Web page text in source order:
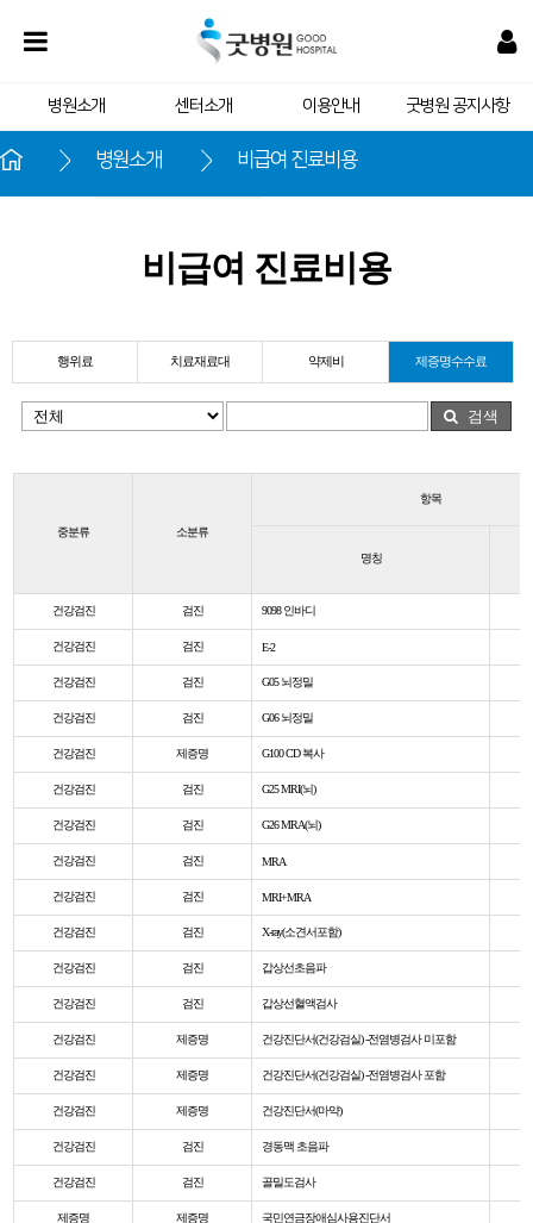
병원소개 센터소개 이용안내 굿병원 공지사항
병원소개
의료진 소개
병원 둘러보기
비급여 진료비용
비급여 진료비용
행위료 치료재료대 약제비 제증명수수료
검색
중분류 소분류
항목
명칭
건강검진 검진 9098 인바디
건강검진 검진 E-2
건강검진 검진 G05 뇌정밀
건강검진 검진 G06 뇌정밀
건강검진 제증명 G100 CD 복사
건강검진 검진 G25 MRI(뇌)
건강검진 검진 G26 MRA(뇌)
건강검진 검진 MRA
건강검진 검진 MRI+MRA
건강검진 검진 X-ray(소견서포함)
건강검진 검진 갑상선초음파
건강검진 검진 갑상선혈액검사
건강검진 제증명 건강진단서(건강검실) -전염병검사 미포함
건강검진 제증명 건강진단서(건강검실) -전염병검사 포함
건강검진 제증명 건강진단서(마약)
건강검진 검진 경동맥 초음파
건강검진 검진 골밀도검사
제증명 제증명 국민연금장애심사용진단서